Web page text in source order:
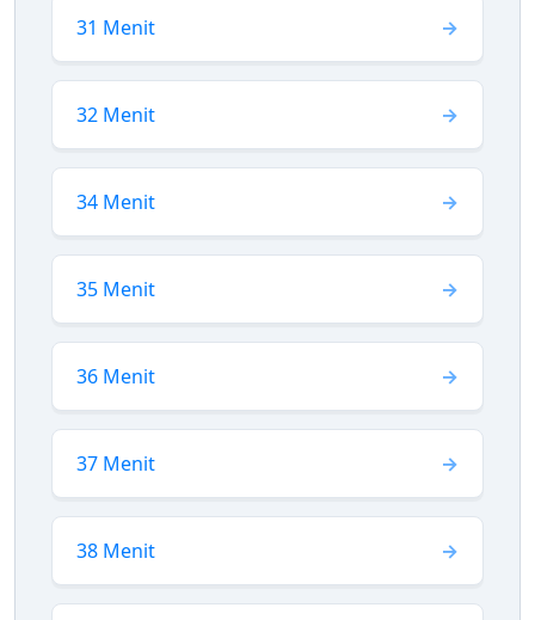
31 Menit
32 Menit
34 Menit
35 Menit
36 Menit
37 Menit
38 Menit